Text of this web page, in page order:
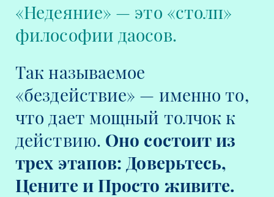
«Недеяние» — это «столп»
философии даосов.
Так называемое
«бездействие» — именно то,
что дает мощный толчок к
действию. Оно состоит из
трех этапов: Доверьтесь,
Цените и Просто живите.